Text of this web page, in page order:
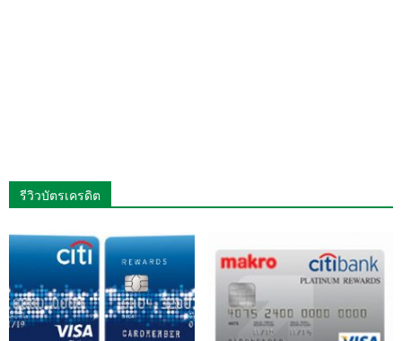
รีวิวบัตรเครดิต